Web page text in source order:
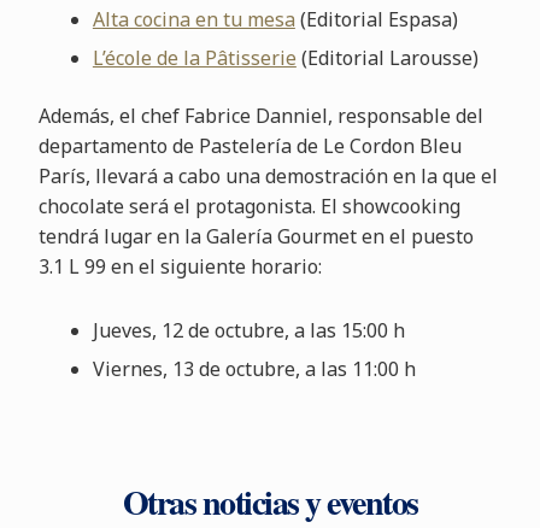
Alta cocina en tu mesa (Editorial Espasa)
L’école de la Pâtisserie (Editorial Larousse)
Además, el chef Fabrice Danniel, responsable del
departamento de Pastelería de Le Cordon Bleu
París, llevará a cabo una demostración en la que el
chocolate será el protagonista. El showcooking
tendrá lugar en la Galería Gourmet en el puesto
3.1 L 99 en el siguiente horario:
Jueves, 12 de octubre, a las 15:00 h
Viernes, 13 de octubre, a las 11:00 h
Otras noticias y eventos